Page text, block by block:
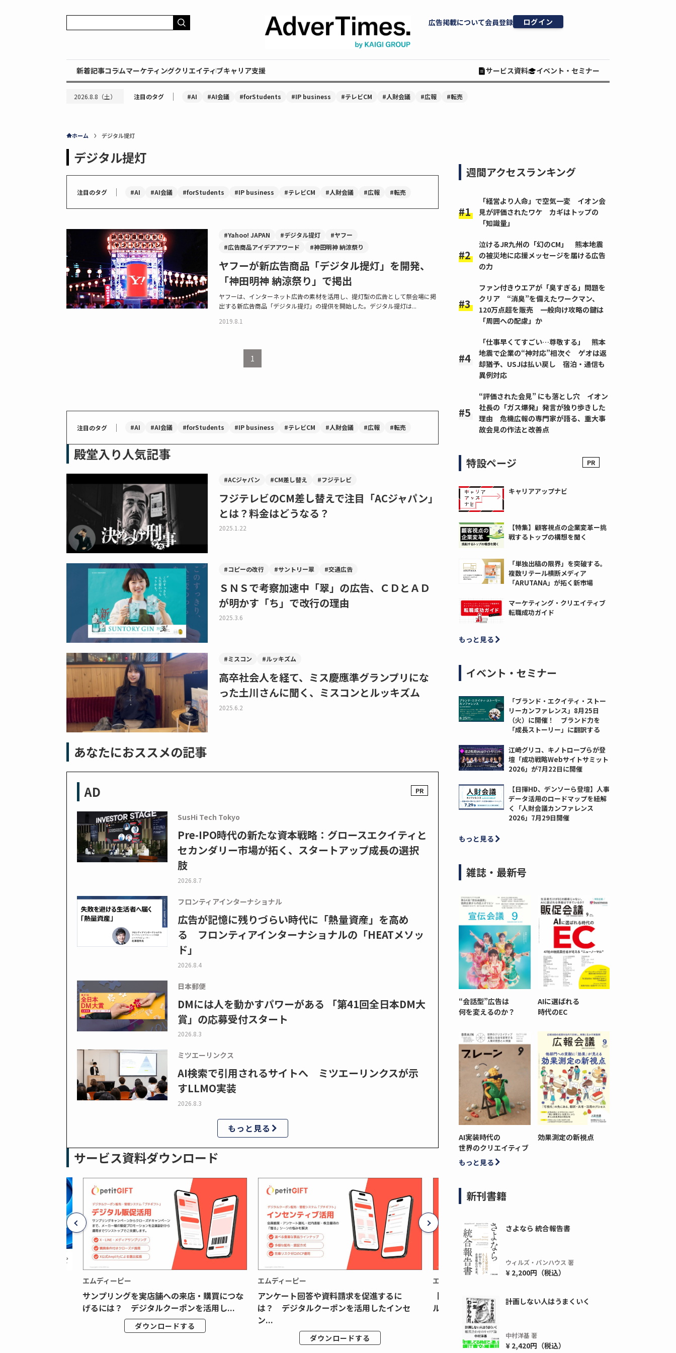
広告掲載について会員登録 ログイン
新着記事コラムマーケティングクリエイティブキャリア支援 サービス資料 イベント・セミナー
2026.8.8（土） 注目のタグ ｜ #AI #AI会議 #forStudents #IP business #テレビCM #人財会議 #広報 #転売
ホーム デジタル提灯
デジタル提灯
注目のタグ ｜ #AI #AI会議 #forStudents #IP business #テレビCM #人財会議 #広報 #転売
#Yahoo! JAPAN #デジタル提灯
#ヤフー
#広告商品アイデアアワード
#神田明神 納涼祭り
ヤフーが新広告商品「デジタル提灯」を開発、
「神田明神 納涼祭り」で掲出
ヤフーは、インターネット広告の素材を活用し、提灯型の広告として祭会場に掲
出する新広告商品「デジタル提灯」の提供を開始した。デジタル提灯は...
2019.8.1
1
注目のタグ ｜ #AI #AI会議 #forStudents #IP business #テレビCM #人財会議 #広報 #転売
殿堂入り人気記事
#ACジャパン #CM差し替え #フジテレビ
フジテレビのCM差し替えで注目「ACジャパン」
とは？料金はどうなる？
2025.1.22
#コピーの改行 #サントリー翠 #交通広告
ＳＮＳで考察加速中「翠」の広告、ＣＤとＡＤ
が明かす「ち」で改行の理由
2025.3.6
#ミスコン #ルッキズム
高卒社会人を経て、ミス慶應準グランプリにな
った土川さんに聞く、ミスコンとルッキズム
2025.6.2
あなたにおススメの記事
AD
SusHi Tech Tokyo
Pre-IPO時代の新たな資本戦略：グロースエクイティと
セカンダリー市場が拓く、スタートアップ成長の選択
肢
2026.8.7
フロンティアインターナショナル
広告が記憶に残りづらい時代に「熱量資産」を高め
る フロンティアインターナショナルの「HEATメソッ
ド」
2026.8.4
日本郵便
DMには人を動かすパワーがある 「第41回全日本DM大
賞」の応募受付スタート
2026.8.3
ミツエーリンクス
AI検索で引用されるサイトへ ミツエーリンクスが示
すLLMO実装
2026.8.3
もっと見る
サービス資料ダウンロード
エムディーピー
サンプリングを実店舗への来店・購買につな
げるには？ デジタルクーポンを活用し...
ダウンロードする
エムディーピー
アンケート回答や資料請求を促進するに
は？ デジタルクーポンを活用したインセ
ン...
ダウンロードする
エムディーピー
【月間1,000万本以上の配布実績！】デジタ
ルクーポンを活用した販促キャンペーンを...
ダウンロードする
週間アクセスランキング
「経営より人命」で空気一変 イオン会
見が評価されたワケ カギはトップの
「知識量」
泣けるJR九州の「幻のCM」 熊本地震
の被災地に応援メッセージを届ける広告
の力
ファン付きウエアが「臭すぎる」問題を
クリア “消臭”を備えたワークマン、
120万点超を販売 一般向け攻略の鍵は
「周囲への配慮」か
「仕事早くてすごい…尊敬する」 熊本
地震で企業の“神対応”相次ぐ ゲオは返
却猶予、USJは払い戻し 宿泊・通信も
異例対応
“評価された会見” にも落とし穴 イオン
社長の「ガス爆発」発言が独り歩きした
理由 危機広報の専門家が語る、重大事
故会見の作法と改善点
特設ページ
キャリアアップナビ
【特集】顧客視点の企業変革ー挑
戦するトップの構想を聞く
「単独出稿の限界」を突破する。
複数リテール横断メディア
「ARUTANA」が拓く新市場
マーケティング・クリエイティブ
転職成功ガイド
もっと見る
イベント・セミナー
「ブランド・エクイティ・ストー
リーカンファレンス」8月25日
（火）に開催！ ブランド力を
「成長ストーリー」に翻訳する
江崎グリコ、キノトロープらが登
壇「成功戦略Webサイトサミット
2026」が7月22日に開催
【日揮HD、デンソーら登壇】人事
データ活用のロードマップを紐解
く「人財会議カンファレンス
2026」7月29日開催
もっと見る
雑誌・最新号
“会話型”広告は
何を変えるのか？
AIに選ばれる
時代のEC
AI実装時代の
世界のクリエイティブ
効果測定の新視点
もっと見る
新刊書籍
さよなら 統合報告書
ウィルズ・パンハウス 著
¥ 2,200円（税込）
計画しない人はうまくいく
中村洋基 著
¥ 2,420円（税込）